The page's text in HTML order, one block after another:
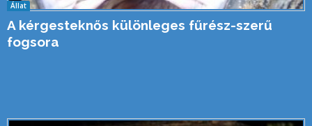
Állat
A kérgesteknős különleges fűrész-szerű
fogsora